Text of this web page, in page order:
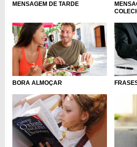
MENSAGEM DE TARDE
BORA ALMOÇAR